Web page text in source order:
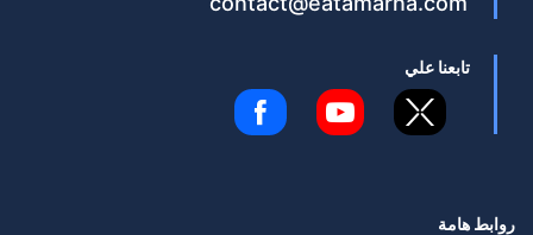
تابعنا علي
روابط هامة